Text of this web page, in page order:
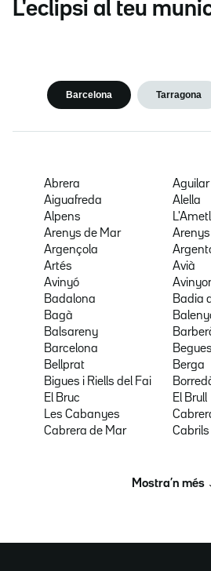
L'eclipsi al teu
Barcelona Tarragona
Abrera
Aguilar
Aiguafreda
Alella
Alpens
Arenys de Mar
Argençola
Artés
Avià
Avinyó
Badalona
Badia
Bagà
Balsareny
Barcelona
Begues
Bellprat
Berga
Bigues i Riells del Fai
El Bruc
El Brull
Les Cabanyes
Cabrera de Mar
Cabrils
Mostra’n més